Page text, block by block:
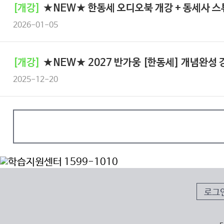
[개강] ★NEW★ 한동세 오디오북 개강 + 동세사 스
2026-01-05
[개강] ★NEW★ 2027 반가웅 [한동세] 개념완성
2025-12-20
로그